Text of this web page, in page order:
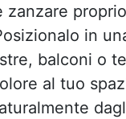
zanzare
in
balconi o
al tuo